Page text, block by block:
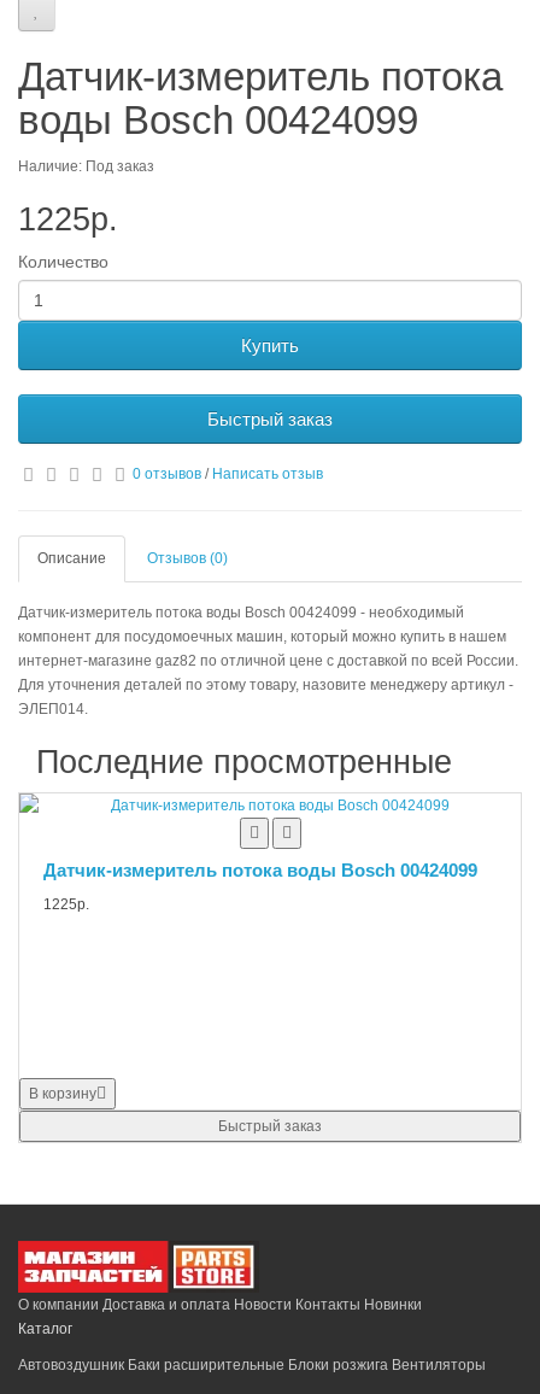
Датчик-измеритель потока
воды Bosch 00424099
Наличие: Под заказ
1225р.
Количество
Купить
Быстрый заказ
0 отзывов / Написать отзыв
Описание Отзывов (0)
Датчик-измеритель потока воды Bosch 00424099 - необходимый
компонент для посудомоечных машин, который можно купить в нашем
интернет-магазине gaz82 по отличной цене с доставкой по всей России.
Для уточнения деталей по этому товару, назовите менеджеру артикул -
ЭЛЕП014.
Последние просмотренные
Датчик-измеритель потока воды Bosch 00424099
1225р.
В корзину
Быстрый заказ
О компании Доставка и оплата Новости Контакты Новинки
Каталог
Автовоздушник Баки расширительные Блоки розжига Вентиляторы